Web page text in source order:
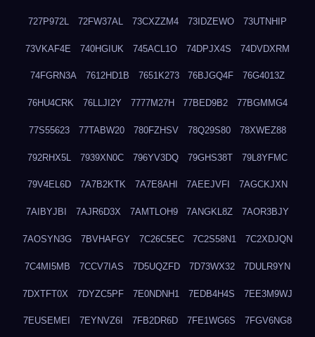
727P972L 72FW37AL 73CXZZM4 73IDZEWO 73UTNHIP
73VKAF4E 740HGIUK 745ACL1O 74DPJX4S 74DVDXRM
74FGRN3A 7612HD1B 7651K273 76BJGQ4F 76G4013Z
76HU4CRK 76LLJI2Y 7777M27H 77BED9B2 77BGMMG4
77S55623 77TABW20 780FZHSV 78Q29S80 78XWEZ88
792RHX5L 7939XN0C 796YV3DQ 79GHS38T 79L8YFMC
79V4EL6D 7A7B2KTK 7A7E8AHI 7AEEJVFI 7AGCKJXN
7AIBYJBI 7AJR6D3X 7AMTLOH9 7ANGKL8Z 7AOR3BJY
7AOSYN3G 7BVHAFGY 7C26C5EC 7C2S58N1 7C2XDJQN
7C4MI5MB 7CCV7IAS 7D5UQZFD 7D73WX32 7DULR9YN
7DXTFT0X 7DYZC5PF 7E0NDNH1 7EDB4H4S 7EE3M9WJ
7EUSEMEI 7EYNVZ6I 7FB2DR6D 7FE1WG6S 7FGV6NG8